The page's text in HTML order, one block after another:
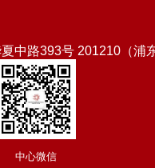
中路393号 201210（浦
中心微信